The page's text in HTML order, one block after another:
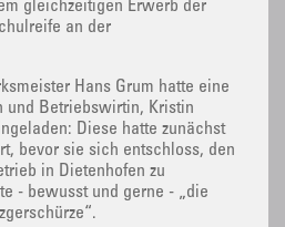
gleichzeitigen Erwerb der
an der
Hans Grum hatte eine
und Betriebswirtin, Kristin
Diese hatte zunächst
bevor sie sich entschloss, den
in Dietenhofen zu
- bewusst und gerne - „die